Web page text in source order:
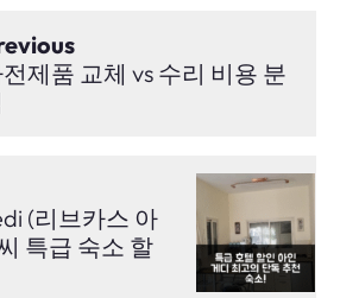
제품 교체 vs 수리 비용 분
(리브카스 아
특급 숙소 할